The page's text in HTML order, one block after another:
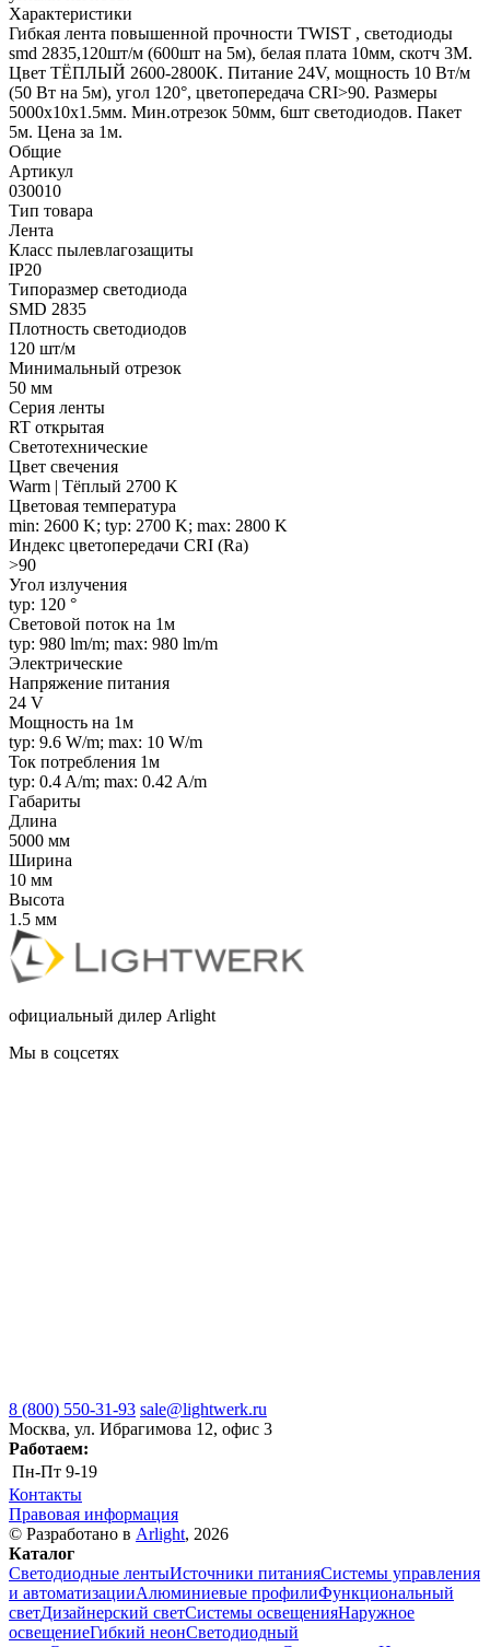
Характеристики
Гибкая лента повышенной прочности TWIST , светодиоды
smd 2835,120шт/м (600шт на 5м), белая плата 10мм, скотч 3М.
Цвет ТЁПЛЫЙ 2600-2800K. Питание 24V, мощность 10 Вт/м
(50 Вт на 5м), угол 120°, цветопередача CRI>90. Размеры
5000х10x1.5мм. Мин.отрезок 50мм, 6шт светодиодов. Пакет
5м. Цена за 1м.
Общие
Артикул
030010
Тип товара
Лента
Класс пылевлагозащиты
IP20
Типоразмер светодиода
SMD 2835
Плотность светодиодов
120 шт/м
Минимальный отрезок
50 мм
Серия ленты
RT открытая
Светотехнические
Цвет свечения
Warm | Тёплый 2700 K
Цветовая температура
min: 2600 K; typ: 2700 K; max: 2800 K
Индекс цветопередачи CRI (Ra)
>90
Угол излучения
typ: 120 °
Световой поток на 1м
typ: 980 lm/m; max: 980 lm/m
Электрические
Напряжение питания
24 V
Мощность на 1м
typ: 9.6 W/m; max: 10 W/m
Ток потребления 1м
typ: 0.4 A/m; max: 0.42 A/m
Габариты
Длина
5000 мм
Ширина
10 мм
Высота
1.5 мм
официальный дилер Arlight
Мы в соцсетях
8 (800) 550-31-93 sale@lightwerk.ru
Москва, ул. Ибрагимова 12, офис 3
Работаем:
Пн-Пт 9-19
Контакты
Правовая информация
© Разработано в Arlight, 2026
Каталог
Светодиодные лентыИсточники питанияСистемы управления
и автоматизацииАлюминиевые профилиФункциональный
светДизайнерский светСистемы освещенияНаружное
освещениеГибкий неонСветодиодный